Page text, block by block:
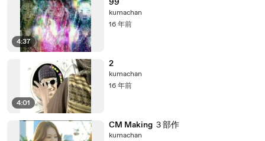
4:37
99
kumachan
16 年前
4:01
2
kumachan
16 年前
CM Making ３部作
kumachan